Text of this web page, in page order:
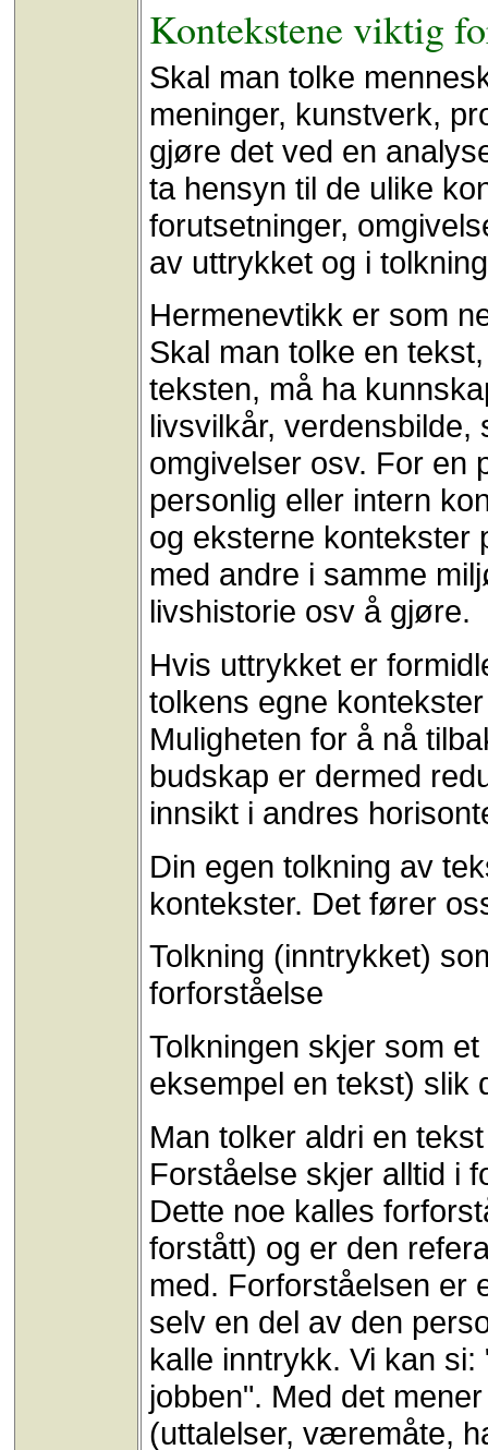
Kontekstene viktig
Skal man tolke
meninger, kunstverk,
gjøre det ved en
ta hensyn til de ulike
forutsetninger,
av uttrykket og i
Hermenevtikk er som
Skal man tolke en
teksten, må ha
livsvilkår, verdensbilde,
omgivelser osv. For en
personlig eller intern
og eksterne kontekster
med andre i samme
livshistorie osv å gjøre.
Hvis uttrykket er
tolkens egne
Muligheten for å nå
budskap er dermed
innsikt i andres
Din egen tolkning av
kontekster. Det fører
Tolkning (inntrykket)
forforståelse
Tolkningen skjer som
eksempel en tekst) slik
Man tolker aldri en
Forståelse skjer alltid i
Dette noe kalles
forstått) og er den
med. Forforståelsen er
selv en del av den
kalle inntrykk. Vi kan
jobben". Med det
(uttalelser, væremåte,